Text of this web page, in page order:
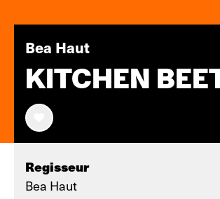
Bea Haut
KITCHEN
Regisseur
Bea Haut